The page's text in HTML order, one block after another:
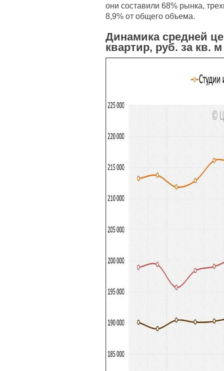
они составили 68% рынка,
8,9% от общего объема.
Динамика средней
квартир, руб. за кв. м